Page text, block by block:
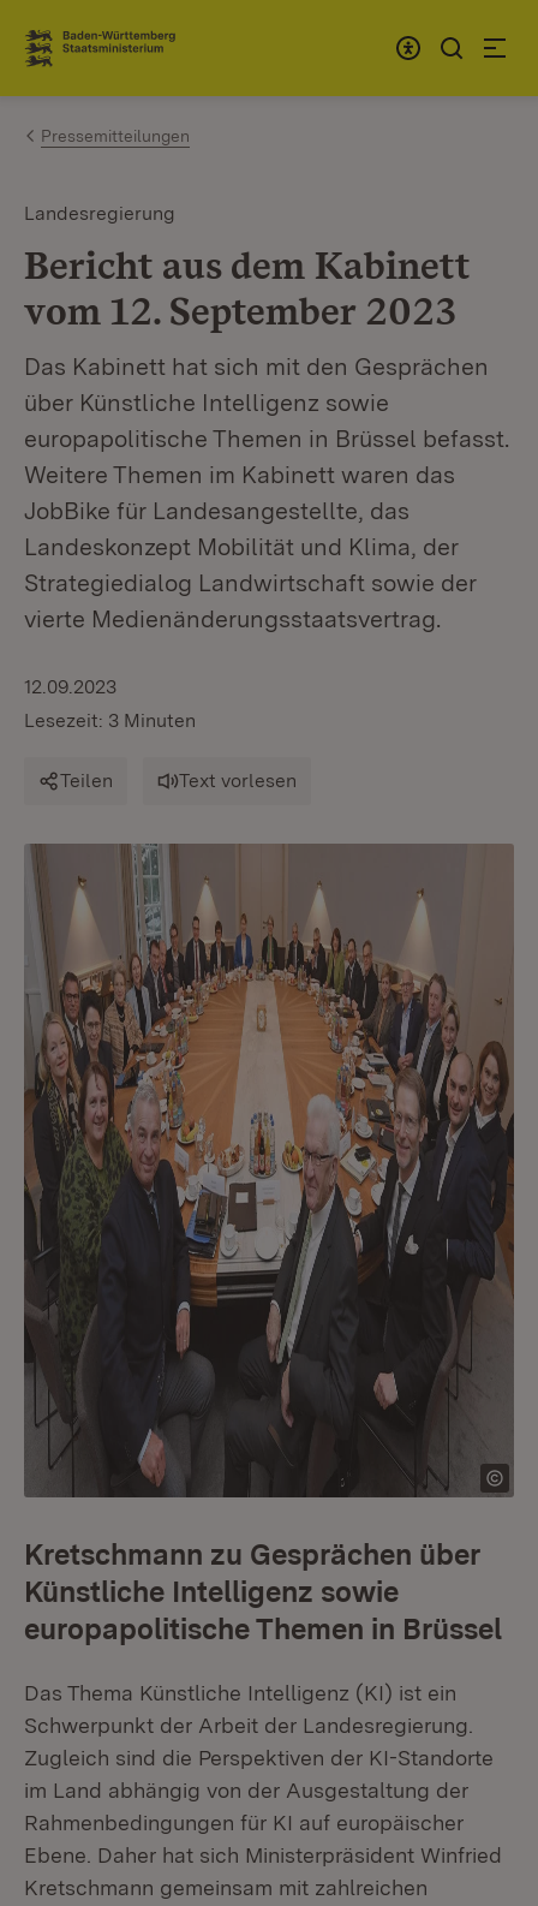
Zum Inhalt springen
Link zur Startseite
Pressemitteilungen
Landesregierung
Bericht aus dem Kabinett
vom 12. September 2023
Das Kabinett hat sich mit den Gesprächen
über Künstliche Intelligenz sowie
europapolitische Themen in Brüssel befasst.
Weitere Themen im Kabinett waren das
JobBike für Landesangestellte, das
Landeskonzept Mobilität und Klima, der
Strategiedialog Landwirtschaft sowie der
vierte Medienänderungsstaatsvertrag.
12.09.2023
Lesezeit: 3 Minuten
Teilen Text vorlesen
Kretschmann zu Gesprächen über
Künstliche Intelligenz sowie
europapolitische Themen in Brüssel
Das Thema Künstliche Intelligenz (KI) ist ein
Schwerpunkt der Arbeit der Landesregierung.
Zugleich sind die Perspektiven der KI-Standorte
im Land abhängig von der Ausgestaltung der
Rahmenbedingungen für KI auf europäischer
Ebene. Daher hat sich Ministerpräsident Winfried
Kretschmann gemeinsam mit zahlreichen